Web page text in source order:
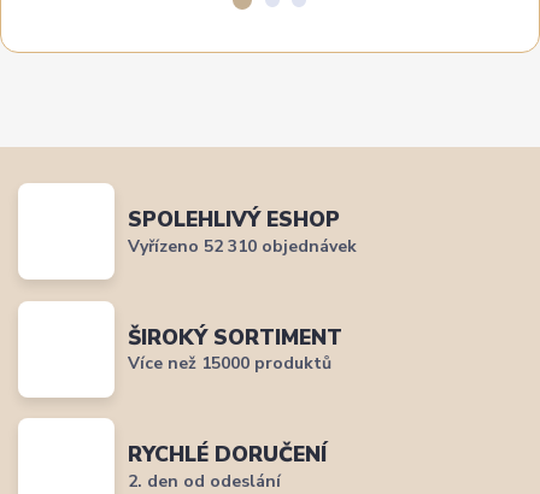
SPOLEHLIVÝ ESHOP
Vyřízeno 52 310 objednávek
ŠIROKÝ SORTIMENT
Více než 15000 produktů
RYCHLÉ DORUČENÍ
2. den od odeslání